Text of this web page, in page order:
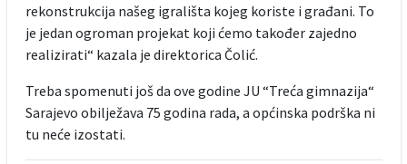
rekonstrukcija našeg igrališta kojeg koriste i građani. To
je jedan ogroman projekat koji ćemo također zajedno
realizirati“ kazala je direktorica Čolić.
Treba spomenuti još da ove godine JU “Treća gimnazija“
Sarajevo obilježava 75 godina rada, a općinska podrška ni
tu neće izostati.